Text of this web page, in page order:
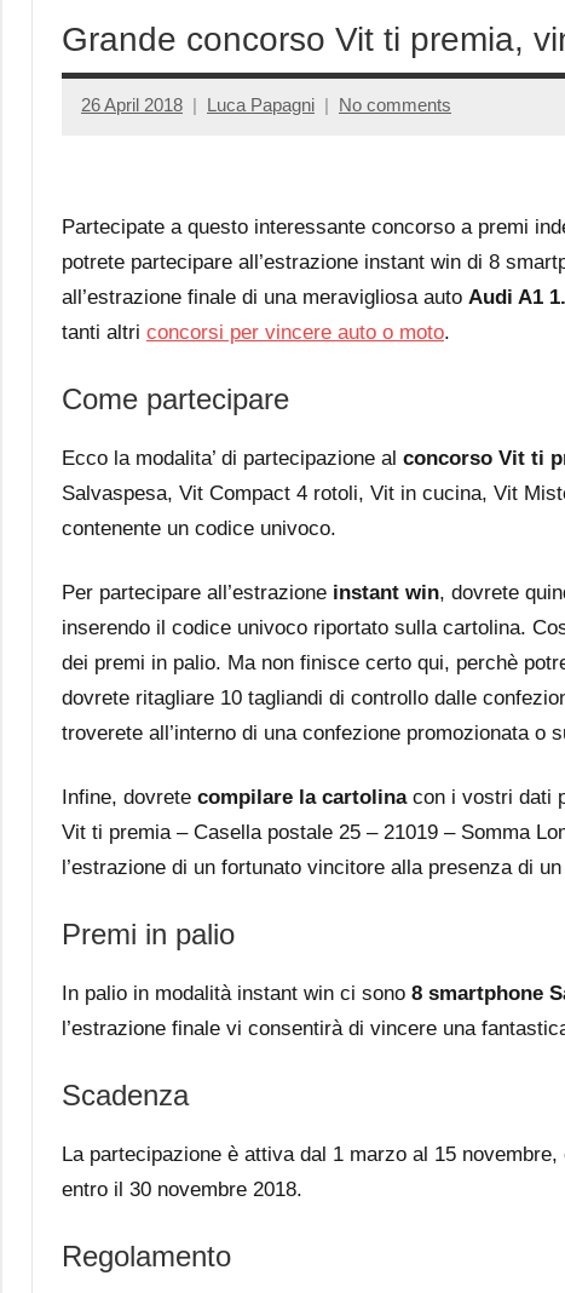
Grande concorso Vit ti premia,
26 April 2018 Luca Papagni No comments
Partecipate a questo interessante concorso a premi
potrete partecipare all’estrazione instant win di 8
all’estrazione finale di una meravigliosa auto Audi A1
tanti altri concorsi per vincere auto o moto.
Come partecipare
Ecco la modalita’ di partecipazione al concorso Vit ti
Salvaspesa, Vit Compact 4 rotoli, Vit in cucina, Vit
contenente un codice univoco.
Per partecipare all’estrazione instant win, dovrete
inserendo il codice univoco riportato sulla cartolina.
dei premi in palio. Ma non finisce certo qui, perchè
dovrete ritagliare 10 tagliandi di controllo dalle
troverete all’interno di una confezione promozionata o
Infine, dovrete compilare la cartolinacon i vostri dati
Vit ti premia – Casella postale 25 – 21019 – Somma
l’estrazione di un fortunato vincitore alla presenza di
Premi in palio
In palio in modalità instant win ci sono 8 smartphone
l’estrazione finale vi consentirà di vincere una
Scadenza
La partecipazione è attiva dal 1 marzo al 15
entro il 30 novembre 2018.
Regolamento